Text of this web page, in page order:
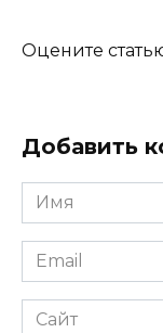
Оцените
Добавить
Имя
*
Email
*
Сайт